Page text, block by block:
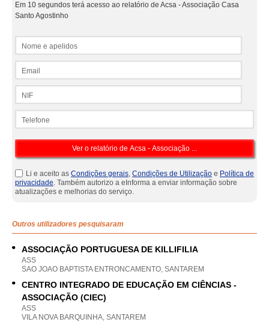
Em 10 segundos terá acesso ao relatório de Acsa - Associação Casa
Santo Agostinho
Li e aceito as Condições gerais, Condições de Utilização e Política de
privacidade. Também autorizo a eInforma a enviar informação sobre
atualizações e melhorias do serviço.
Outros utilizadores pesquisaram
ASSOCIAÇÃO PORTUGUESA DE KILLIFILIA
ASS
SAO JOAO BAPTISTA ENTRONCAMENTO, SANTAREM
CENTRO INTEGRADO DE EDUCAÇÃO EM CIÊNCIAS -
ASSOCIAÇÃO (CIEC)
ASS
VILA NOVA BARQUINHA, SANTAREM